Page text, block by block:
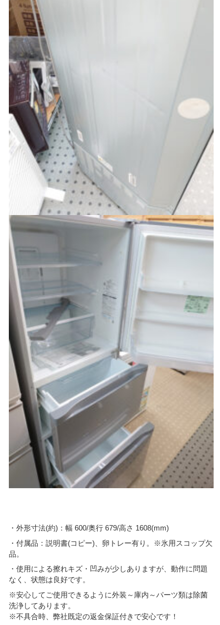
・外形寸法(約)：幅 600/奥行 679/高さ 1608(mm)
・付属品：説明書(コピー)、卵トレー有り。※氷用スコップ欠
品。
・使用による擦れキズ・凹みが少しありますが、動作に問題
なく、状態は良好です。
※安心してご使用できるように外装～庫内～パーツ類は除菌
洗浄してあります。
※不具合時、弊社既定の返金保証付きで安心です！